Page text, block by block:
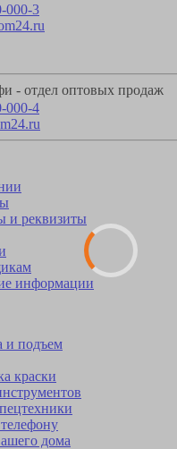
000-3
- отдел оптовых продаж
000-4
и реквизиты
информации
и подъем
краски
дома